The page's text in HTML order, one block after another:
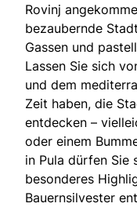
Rovinj
bezaubernde
Gassen und
Lassen Sie sich
und dem
Zeit haben, die
entdecken –
oder einem
in Pula dürfen Sie
besonderes
Bauernsilvester